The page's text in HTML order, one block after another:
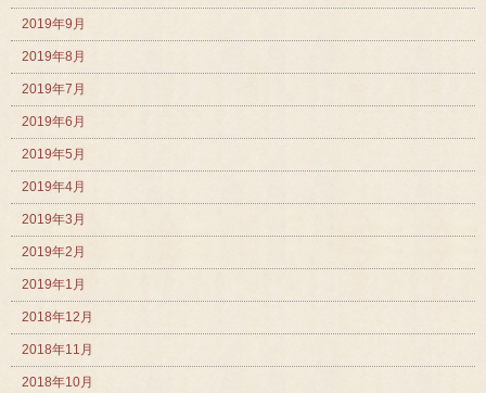
2019年9月
2019年8月
2019年7月
2019年6月
2019年5月
2019年4月
2019年3月
2019年2月
2019年1月
2018年12月
2018年11月
2018年10月